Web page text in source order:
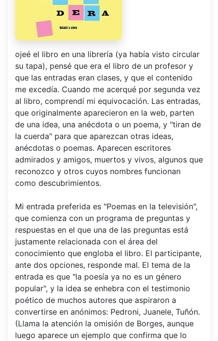
ojeé el libro en una librería (ya había visto circular
su tapa), pensé que era el libro de un profesor y
que las entradas eran clases, y que el contenido
me excedía. Cuando me acerqué por segunda vez
al libro, comprendí mi equivocación. Las entradas,
que originalmente aparecieron en la web, parten
de una idea, una anécdota o un poema, y "tiran de
la cuerda" para que aparezcan otras ideas,
anécdotas o poemas. Aparecen escritores
admirados y amigos, muertos y vivos, algunos que
reconozco y otros cuyos nombres funcionan
como descubrimientos.
Mi entrada preferida es "Poemas en la televisión",
que comienza con un programa de preguntas y
respuestas en el que una de las preguntas está
justamente relacionada con el área del
conocimiento que engloba el libro. El participante,
ante dos opciones, responde mal. El tema de la
entrada es que "la poesía ya no es un género
popular", y la idea se enhebra con el testimonio
poético de muchos autores que aspiraron a
convertirse en anónimos: Pedroni, Juanele, Tuñón.
(Llama la atención la omisión de Borges, aunque
luego aparece un ejemplo que confirma que lo